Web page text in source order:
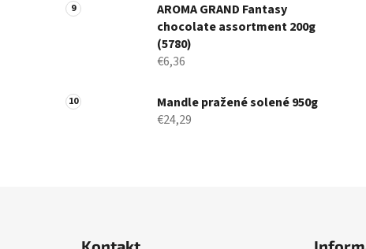
AROMA GRAND Fantasy
chocolate assortment 200g
(5780)
€6,36
Mandle pražené solené 950g
€24,29